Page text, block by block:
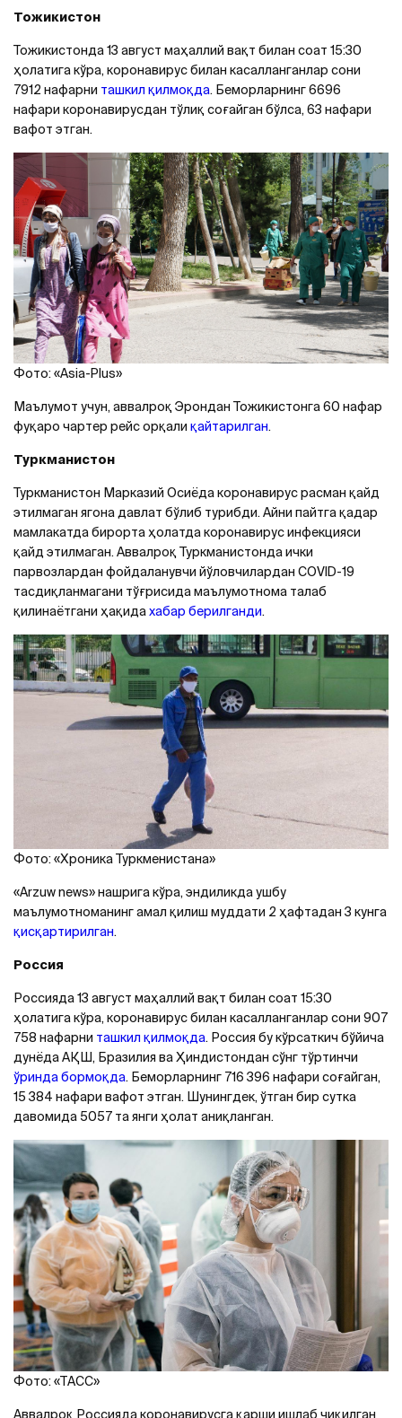
Тожикистон
Тожикистонда 13 август маҳаллий вақт билан соат 15:30
ҳолатига кўра, коронавирус билан касалланганлар сони
7912 нафарни ташкил қилмоқда. Беморларнинг 6696
нафари коронавирусдан тўлиқ соғайган бўлса, 63 нафари
вафот этган.
Фото: «Asia-Plus»
Маълумот учун, аввалроқ Эрондан Тожикистонга 60 нафар
фуқаро чартер рейс орқали қайтарилган.
Туркманистон
Туркманистон Марказий Осиёда коронавирус расман қайд
этилмаган ягона давлат бўлиб турибди. Aйни пайтга қадар
мамлакатда бирорта ҳолатда коронавирус инфекцияси
қайд этилмаган. Aввалроқ Туркманистонда ички
парвозлардан фойдаланувчи йўловчилардан COVID-19
тасдиқланмагани тўғрисида маълумотнома талаб
қилинаётгани ҳақидахабар берилганди.
Фото: «Хроника Туркменистана»
«Arzuw news» нашрига кўра, эндиликда ушбу
маълумотноманинг амал қилиш муддати 2 ҳафтадан 3 кунга
қисқартирилган.
Россия
Россияда 13 август маҳаллий вақт билан соат 15:30
ҳолатига кўра, коронавирус билан касалланганлар сони 907
758 нафарни ташкил қилмоқда. Россия бу кўрсаткич бўйича
дунёда AҚШ, Бразилия ва Ҳиндистондан сўнг тўртинчи
ўринда бормоқда. Беморларнинг 716 396 нафари соғайган,
15 384 нафари вафот этган. Шунингдек, ўтган бир сутка
давомида 5057 та янги ҳолат аниқланган.
Фото: «ТAСС»
Aввалроқ Россияда коронавирусга қарши ишлаб чиқилган